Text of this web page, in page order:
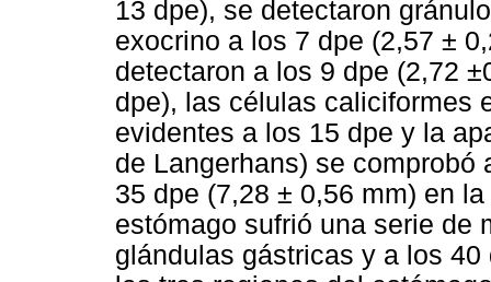
13 dpe), se detectaron
exocrino a los 7 dpe (2,57 ±
detectaron a los 9 dpe (2,72
dpe), las células caliciformes
evidentes a los 15 dpe y la
de Langerhans) se comprobó
35 dpe (7,28 ± 0,56 mm) en
estómago sufrió una serie de
glándulas gástricas y a los